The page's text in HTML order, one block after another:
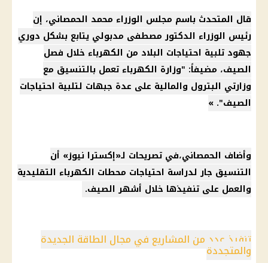
قال المتحدث باسم مجلس الوزراء محمد الحمصاني، إن
رئيس الوزراء الدكتور مصطفى مدبولي يتابع بشكل دوري
جهود تلبية احتياجات البلاد من الكهرباء خلال فصل
الصيف، مضيفاً: "وزارة الكهرباء تعمل بالتنسيق مع
وزارتي البترول والمالية على عدة جبهات لتلبية احتياجات
الصيف". »
وأضاف الحمصاني،في تصريحات لـ«إكسترا نيوز» أن
التنسيق جار لدراسة احتياجات محطات الكهرباء التقليدية
والعمل على تنفيذها خلال أشهر الصيف.
تنفيذ عدد من المشاريع في مجال الطاقة الجديدة
والمتجددة